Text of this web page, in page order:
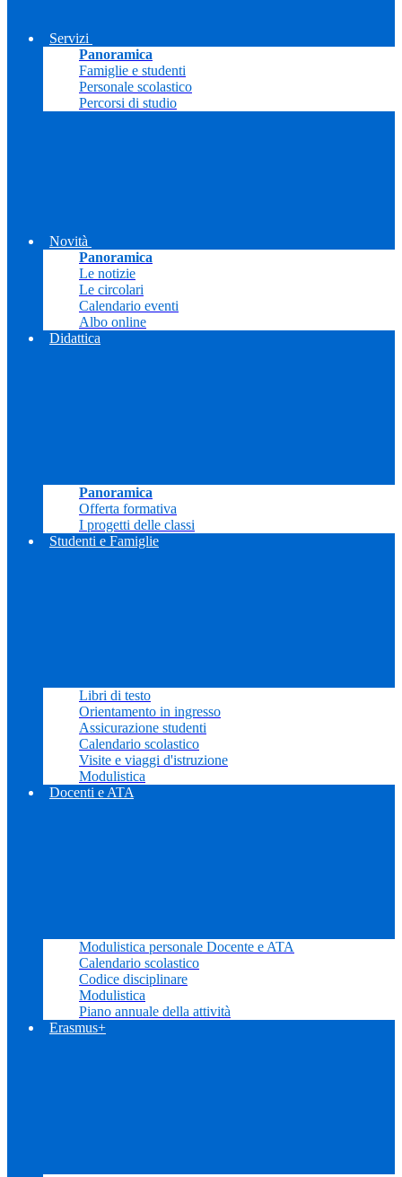
Servizi
Panoramica
Famiglie e studenti
Personale scolastico
Percorsi di studio
Novità
Panoramica
Le notizie
Le circolari
Calendario eventi
Albo online
Didattica
Panoramica
Offerta formativa
I progetti delle classi
Studenti e Famiglie
Libri di testo
Orientamento in ingresso
Assicurazione studenti
Calendario scolastico
Visite e viaggi d'istruzione
Modulistica
Docenti e ATA
Modulistica personale Docente e ATA
Calendario scolastico
Codice disciplinare
Modulistica
Piano annuale della attività
Erasmus+